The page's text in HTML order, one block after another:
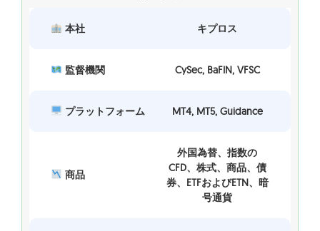
本社 キプロス
監督機関 CySec, BaFIN, VFSC
プラットフォーム MT4, MT5, Guidance
商品
外国為替、指数の
CFD、株式、商品、債
券、ETFおよびETN、暗
号通貨